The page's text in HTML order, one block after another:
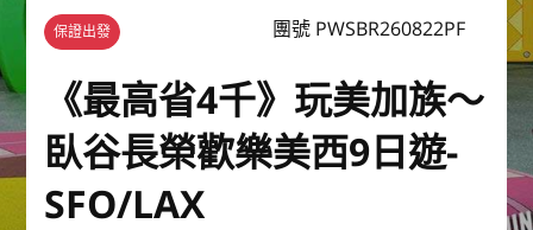
海島假期
東南亞
美加紐澳
保證出發 團號 PWSBR260822PF
《最高省4千》玩美加族～
臥谷長榮歡樂美西9日遊-
SFO/LAX